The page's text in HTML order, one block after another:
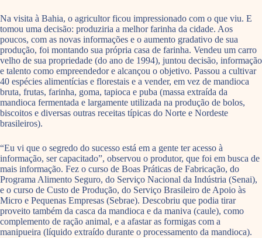
Na visita à Bahia, o agricultor ficou impressionado com o que viu. E
tomou uma decisão: produziria a melhor farinha da cidade. Aos
poucos, com as novas informações e o aumento gradativo de sua
produção, foi montando sua própria casa de farinha. Vendeu um carro
velho de sua propriedade (do ano de 1994), juntou decisão, informação
e talento como empreendedor e alcançou o objetivo. Passou a cultivar
40 espécies alimentícias e florestais e a vender, em vez de mandioca
bruta, frutas, farinha, goma, tapioca e puba (massa extraída da
mandioca fermentada e largamente utilizada na produção de bolos,
biscoitos e diversas outras receitas típicas do Norte e Nordeste
brasileiros).
“Eu vi que o segredo do sucesso está em a gente ter acesso à
informação, ser capacitado”, observou o produtor, que foi em busca de
mais informação. Fez o curso de Boas Práticas de Fabricação, do
Programa Alimento Seguro, do Serviço Nacional da Indústria (Senai),
e o curso de Custo de Produção, do Serviço Brasileiro de Apoio às
Micro e Pequenas Empresas (Sebrae). Descobriu que podia tirar
proveito também da casca da mandioca e da maniva (caule), como
complemento de ração animal, e a afastar as formigas com a
manipueira (líquido extraído durante o processamento da mandioca).